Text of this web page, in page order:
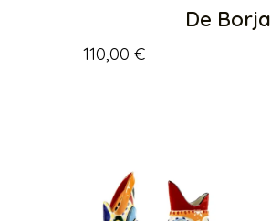
De Borja
110,00 €